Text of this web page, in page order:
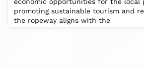
promoting sustainable tourism and
the ropeway aligns with the